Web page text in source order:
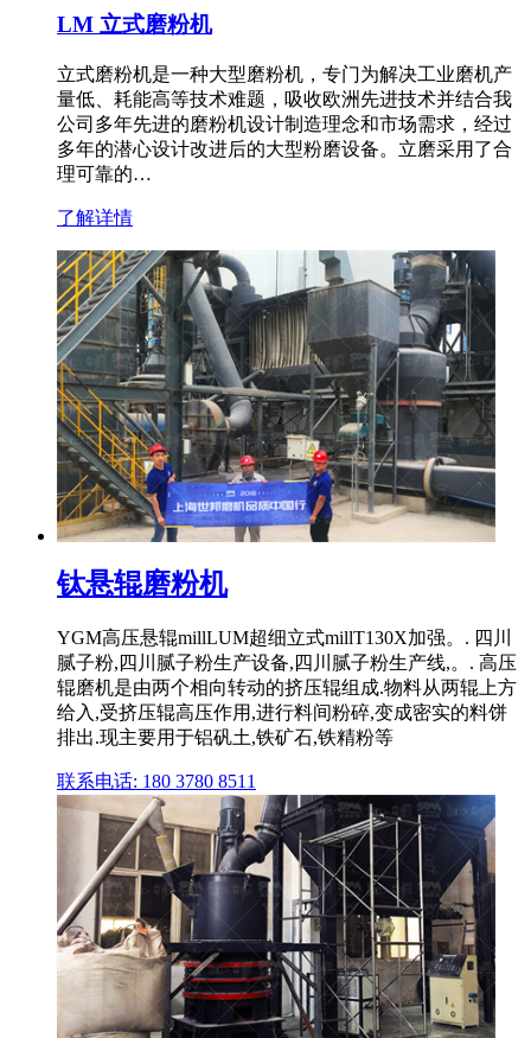
LM 立式磨粉机
立式磨粉机是一种大型磨粉机，专门为解决工业磨机产
量低、耗能高等技术难题，吸收欧洲先进技术并结合我
公司多年先进的磨粉机设计制造理念和市场需求，经过
多年的潜心设计改进后的大型粉磨设备。立磨采用了合
理可靠的…
了解详情
钛悬辊磨粉机
YGM高压悬辊millLUM超细立式millT130X加强。. 四川
腻子粉,四川腻子粉生产设备,四川腻子粉生产线,。. 高压
辊磨机是由两个相向转动的挤压辊组成.物料从两辊上方
给入,受挤压辊高压作用,进行料间粉碎,变成密实的料饼
排出.现主要用于铝矾土,铁矿石,铁精粉等
联系电话: 180 3780 8511